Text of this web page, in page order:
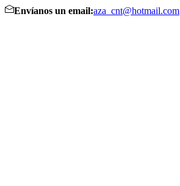
Envíanos un email:aza_cnt@hotmail.com